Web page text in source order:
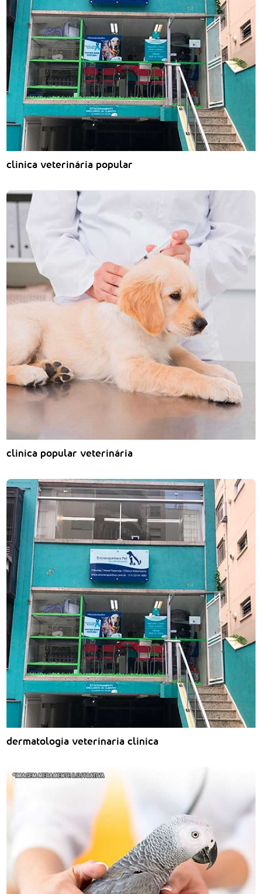
clinica veterinária popular
clinica popular veterinária
dermatologia veterinaria clinica